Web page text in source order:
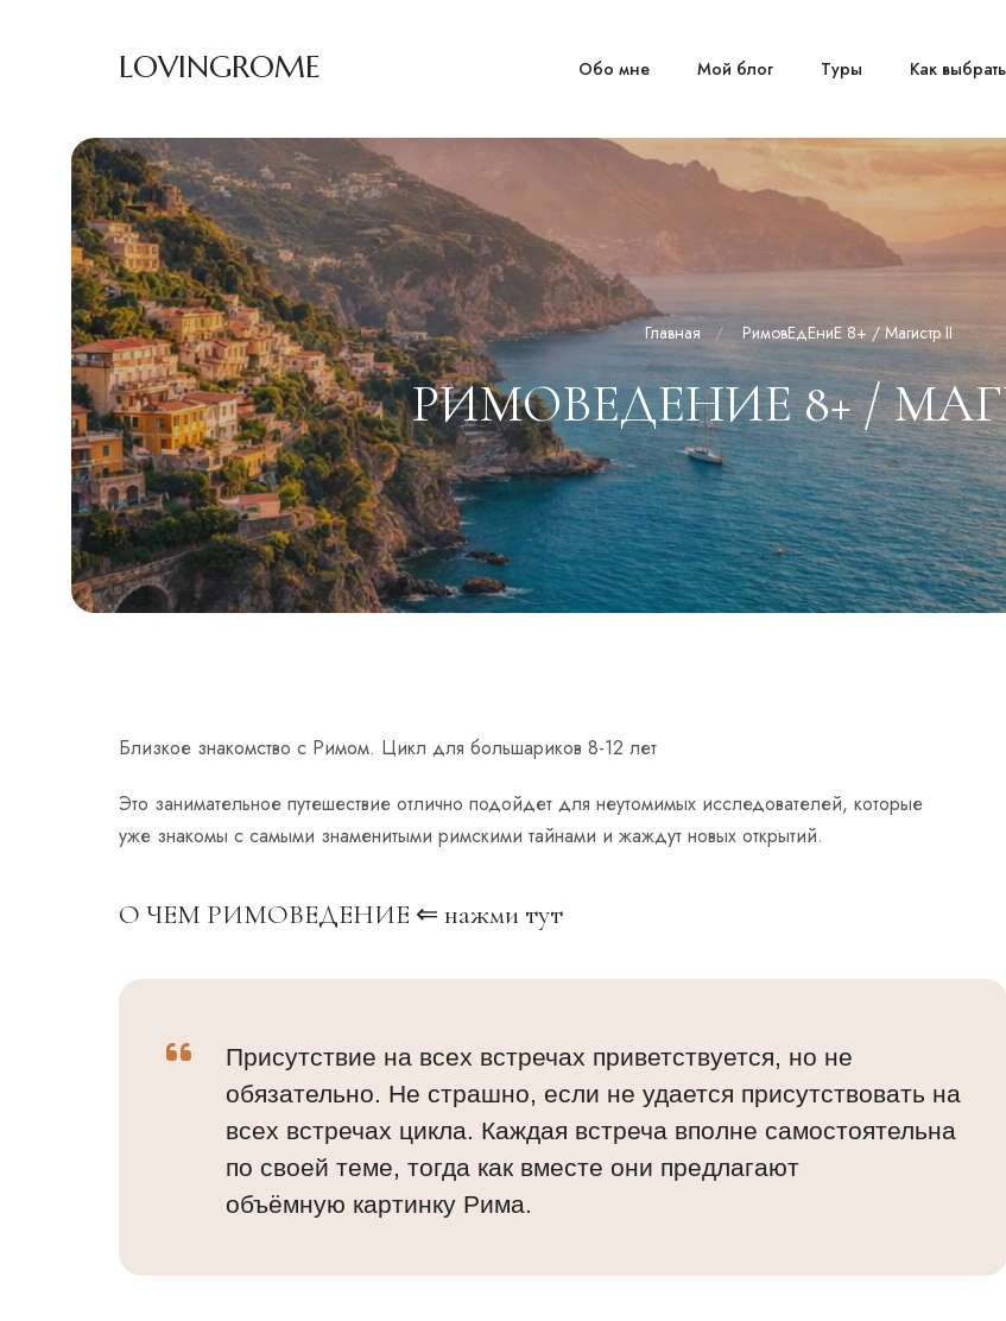
LOVINGROME Обо мне Мой блог Туры Как выбрать
Главная РимовЕдЕниЕ 8+ / Магистр II
РИМОВЕДЕНИЕ 8+ /
Близкое знакомство с Римом. Цикл для большариков 8-12 лет
Это занимательное путешествие отлично подойдет для неутомимых исследователей, которые
уже знакомы с самыми знаменитыми римскими тайнами и жаждут новых открытий.
О ЧЕМ РИМОВЕДЕНИЕ ⇐ нажми тут
Присутствие на всех встречах приветствуется, но не
обязательно. Не страшно, если не удается присутствовать на
всех встречах цикла. Каждая встреча вполне самостоятельна
по своей теме, тогда как вместе они предлагают
объёмную картинку Рима.